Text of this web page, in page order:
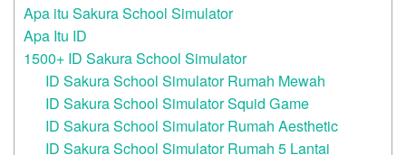
Apa itu Sakura School Simulator
Apa Itu ID
1500+ ID Sakura School Simulator
ID Sakura School Simulator Rumah Mewah
ID Sakura School Simulator Squid Game
ID Sakura School Simulator Rumah Aesthetic
ID Sakura School Simulator Rumah 5 Lantai